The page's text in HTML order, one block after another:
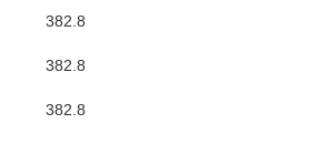
382.8
382.8
382.8